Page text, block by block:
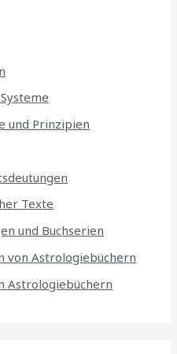
und Prinzipien
Texte
und Buchserien
von Astrologiebüchern
Astrologiebüchern